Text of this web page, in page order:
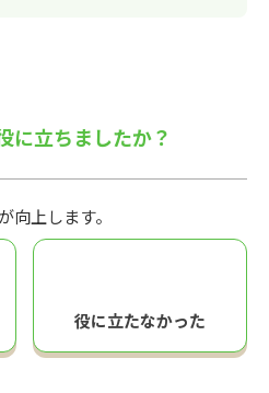
に立ちましたか？
向上します。
役に立たなかった